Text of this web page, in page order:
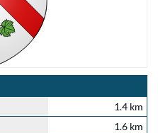
1.4 km
1.6 km